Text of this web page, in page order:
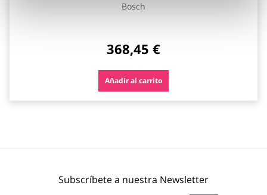
Bosch
368,45 €
Añadir al carrito
Subscríbete a nuestra Newsletter